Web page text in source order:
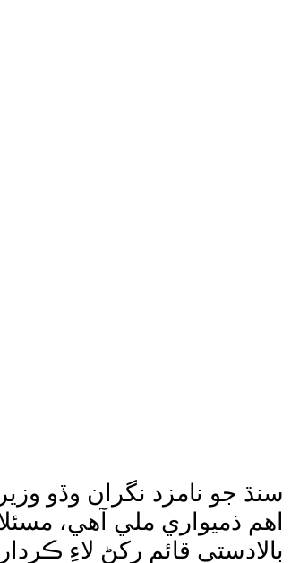
سنڌ جو نامزد نگران وڏو
اهم ذميواري ملي آهي،
بالادستي قائم رکڻ لاءِ